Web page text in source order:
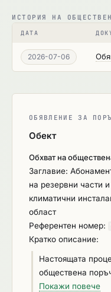
ИСТОРИЯ НА
ДАТА
2026-07-06
ОБЯВЛЕНИЕ ЗА
Обект
Обхват на
Заглавие:
на резервни части
климатични
област
Референтен номер:
Кратко описание:
Настоящата
обществена
сключен договор
Покажи повече